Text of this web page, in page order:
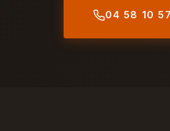
04 58 10